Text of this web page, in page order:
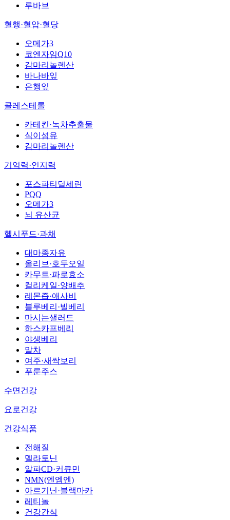
루바브
혈행·혈압·혈당
오메가3
코엔자임Q10
감마리놀렌산
바나바잎
은행잎
콜레스테롤
카테킨·녹차추출물
식이섬유
감마리놀렌산
기억력·인지력
포스파티딜세린
PQQ
오메가3
뇌 유산균
헬시푸드·과채
대마종자유
올리브·호두오일
카무트·파로효소
컬리케일·양배추
레몬즙·애사비
블루베리·빌베리
마시는샐러드
하스카프베리
야생베리
말차
여주·새싹보리
푸룬주스
수면건강
요로건강
건강식품
전해질
멜라토닌
알파CD·커큐민
NMN(엔엠엔)
아르기닌·블랙마카
레티놀
건강간식